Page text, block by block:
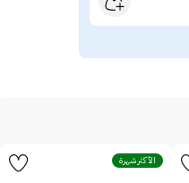
الأكثر شهرة